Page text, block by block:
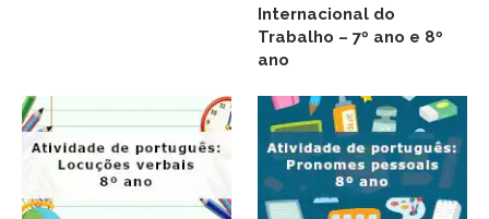
Internacional do
Trabalho – 7º ano e 8º
ano